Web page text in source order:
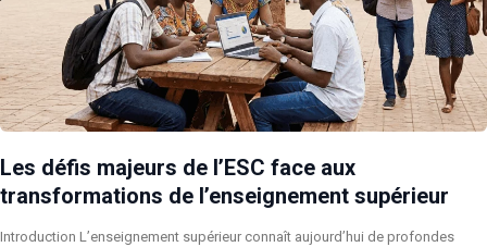
Les défis majeurs de l’ESC face aux
transformations de l’enseignement supérieur
Introduction L’enseignement supérieur connaît aujourd’hui de profondes